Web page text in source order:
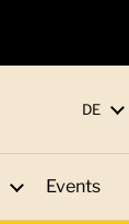
Sprache
DE
Events